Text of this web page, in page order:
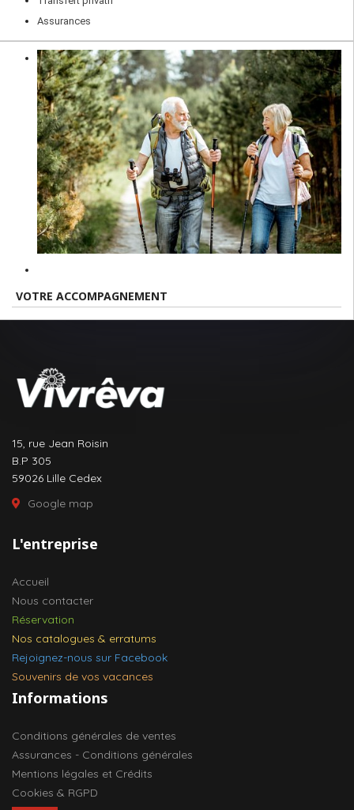
Assurances
VOTRE ACCOMPAGNEMENT
15, rue Jean Roisin
B.P 305
59026 Lille Cedex
Google map
L'entreprise
Accueil
Nous contacter
Réservation
Nos catalogues & erratums
Rejoignez-nous sur Facebook
Souvenirs de vos vacances
Informations
Conditions générales de ventes
Assurances - Conditions générales
Mentions légales et Crédits
Cookies & RGPD